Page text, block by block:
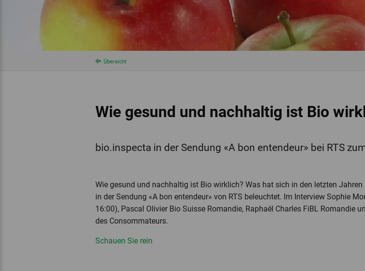
Übersicht
Wie gesund und nachhaltig ist Bio
bio.inspecta in der Sendung «A bon entendeur» bei RTS
Wie gesund und nachhaltig ist Bio wirklich? Was hat sich in den letzten
in der Sendung «A bon entendeur» von RTS beleuchtet. Im Interview Sophie
16:00), Pascal Olivier Bio Suisse Romandie, Raphaël Charles FiBL Romandie
des Consommateurs.
Schauen Sie rein